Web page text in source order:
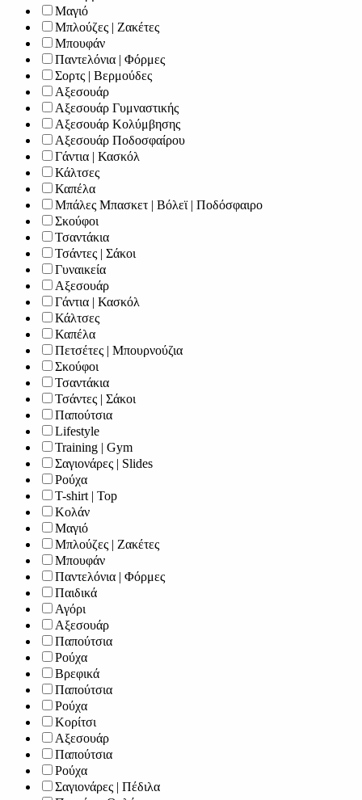
Μαγιό
Μπλούζες | Ζακέτες
Μπουφάν
Παντελόνια | Φόρμες
Σορτς | Βερμούδες
Αξεσουάρ
Αξεσουάρ Γυμναστικής
Αξεσουάρ Κολύμβησης
Αξεσουάρ Ποδοσφαίρου
Γάντια | Κασκόλ
Κάλτσες
Καπέλα
Μπάλες Μπασκετ | Βόλεϊ | Ποδόσφαιρο
Σκούφοι
Τσαντάκια
Τσάντες | Σάκοι
Γυναικεία
Αξεσουάρ
Γάντια | Κασκόλ
Κάλτσες
Καπέλα
Πετσέτες | Μπουρνούζια
Σκούφοι
Τσαντάκια
Τσάντες | Σάκοι
Παπούτσια
Lifestyle
Training | Gym
Σαγιονάρες | Slides
Ρούχα
T-shirt | Top
Κολάν
Μαγιό
Μπλούζες | Ζακέτες
Μπουφάν
Παντελόνια | Φόρμες
Παιδικά
Αγόρι
Αξεσουάρ
Παπούτσια
Ρούχα
Βρεφικά
Παπούτσια
Ρούχα
Κορίτσι
Αξεσουάρ
Παπούτσια
Ρούχα
Σαγιονάρες | Πέδιλα